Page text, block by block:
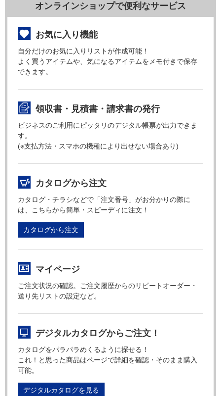
オンラインショップで便利なサービス
お気に入り機能
自分だけのお気に入りリストが作成可能！
よく買うアイテムや、気になるアイテムをメモ付きで保存
できます。
領収書・見積書・請求書の発行
ビジネスのご利用にピッタリのデジタル帳票が出力できま
す。
(※支払方法・スマホの機種により出せない場合あり)
カタログから注文
カタログ・チラシなどで「注文番号」がお分かりの際に
は、こちらから簡単・スピーディに注文！
カタログから注文
マイページ
ご注文状況の確認。ご注文履歴からのリピートオーダー・
送り先リストの設定など。
デジタルカタログからご注文！
カタログをパラパラめくるように探せる！
これ！と思った商品はページで詳細を確認・そのまま購入
可能。
デジタルカタログを見る